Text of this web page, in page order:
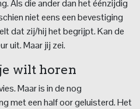
Als die ander dan het éénzijdig
niet eens een bevestiging
dat zij/hij het begrijpt. Kan de
uit. Maar jij zei.
wilt horen
Maar is in de nog
met een half oor geluisterd. Het